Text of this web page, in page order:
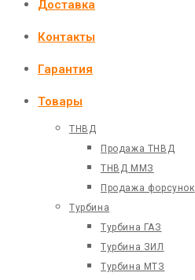
Доставка
Контакты
Гарантия
Товары
ТНВД
Продажа ТНВД
ТНВД ММЗ
Продажа форсунок
Турбина
Турбина ГАЗ
Турбина ЗИЛ
Турбина МТЗ